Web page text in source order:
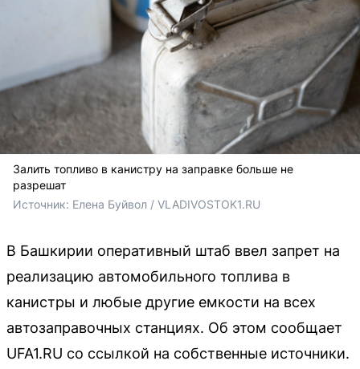
Залить топливо в канистру на заправке больше не
разрешат
Источник: Елена Буйвол / VLADIVOSTOK1.RU
В Башкирии оперативный штаб ввел запрет на
реализацию автомобильного топлива в
канистры и любые другие емкости на всех
автозаправочных станциях. Об этом сообщает
UFA1.RU со ссылкой на собственные источники.